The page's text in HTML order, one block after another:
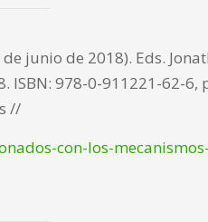
junio de 2018). Eds.
ISBN: 978-0-911221-62-
//
con-los-